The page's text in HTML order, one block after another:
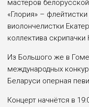
мастеров
«Глория» –
виолончелистки
коллектива
Из Большого же в
международных
Беларуси оперная
Концерт начнётся в